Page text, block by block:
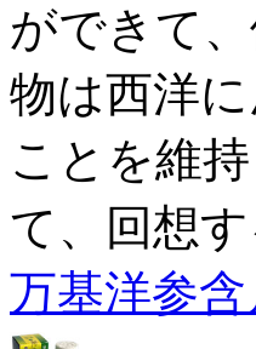
ができて
物は西洋
ことを維
て、回想
万基洋参